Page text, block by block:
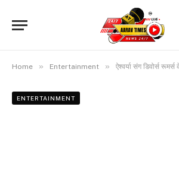
Home » Entertainment » ऐश्वर्या संग डिवोर्स रूमर्स के बीच अभिषेक बच्चन
ENTERTAINMENT